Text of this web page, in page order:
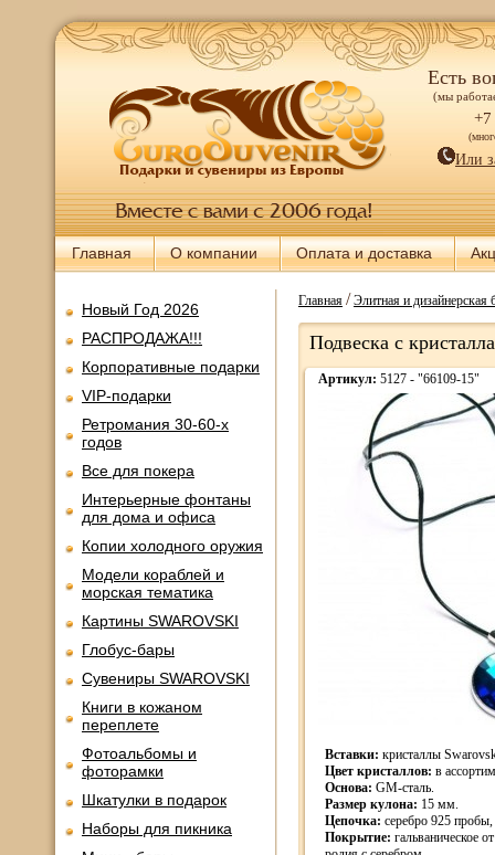
Есть
(мы
+7
Или
Главная О компании Оплата и доставка
Новый Год 2026
РАСПРОДАЖА!!!
Корпоративные подарки
VIP-подарки
Ретромания 30-60-х
годов
Все для покера
Интерьерные фонтаны
для дома и офиса
Копии холодного оружия
Модели кораблей и
морская тематика
Картины SWAROVSKI
Глобус-бары
Сувениры SWAROVSKI
Книги в кожаном
переплете
Фотоальбомы и
фоторамки
Шкатулки в подарок
Наборы для пикника
Главная/Элитная и
Подвеска с
Артикул: 5127 - "66109-15"
Вставки: кристаллы
Цвет кристаллов: в
Основа: GM-cталь.
Размер кулона: 15 мм.
Цепочка: серебро 925
Покрытие: гальваническое